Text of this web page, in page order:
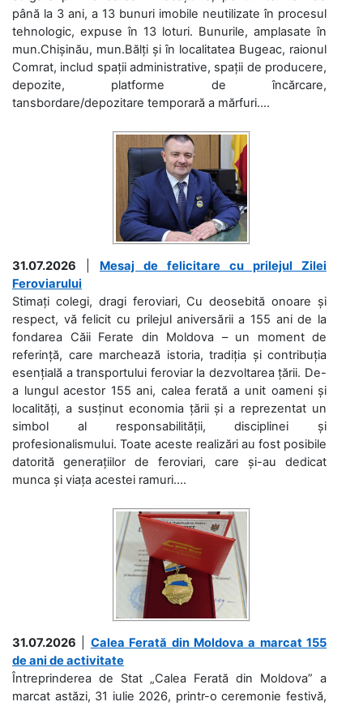
până la 3 ani, a 13 bunuri imobile neutilizate în procesul
tehnologic, expuse în 13 loturi. Bunurile, amplasate în
mun.Chișinău, mun.Bălți și în localitatea Bugeac, raionul
Comrat, includ spații administrative, spații de producere,
depozite, platforme de încărcare,
tansbordare/depozitare temporară a mărfuri....
31.07.2026
Mesaj de felicitare cu prilejul Zilei
Feroviarului
Stimați colegi, dragi feroviari, Cu deosebită onoare și
respect, vă felicit cu prilejul aniversării a 155 ani de la
fondarea Căii Ferate din Moldova – un moment de
referință, care marchează istoria, tradiția și contribuția
esențială a transportului feroviar la dezvoltarea țării. De-
a lungul acestor 155 ani, calea ferată a unit oameni și
localități, a susținut economia țării și a reprezentat un
simbol al responsabilității, disciplinei și
profesionalismului. Toate aceste realizări au fost posibile
datorită generațiilor de feroviari, care și-au dedicat
munca și viața acestei ramuri....
31.07.2026
Calea Ferată din Moldova a marcat 155
de ani de activitate
Întreprinderea de Stat „Calea Ferată din Moldova” a
marcat astăzi, 31 iulie 2026, printr-o ceremonie festivă,